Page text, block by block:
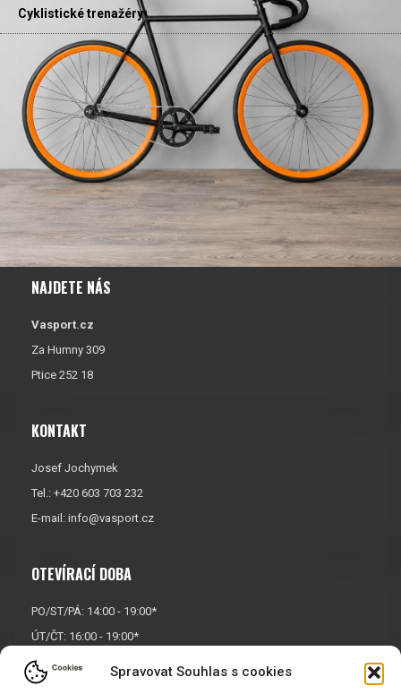
Spravovat Souhlas s cookies
Cyklistické trenažéry
NAJDETE NÁS
Vasport.cz
Za Humny 309
Ptice 252 18
KONTAKT
Josef Jochymek
Tel.: +420 603 703 232
E-mail: info@vasport.cz
OTEVÍRACÍ DOBA
PO/ST/PÁ: 14:00 - 19:00*
ÚT/ČT: 16:00 - 19:00*
Sobota: 9:00 - 17:00*
Neděle: